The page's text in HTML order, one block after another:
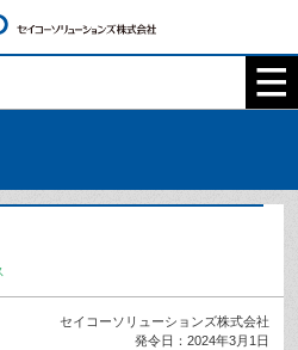
セイコーソリューションズ株式会社
発令日：2024年3月1日